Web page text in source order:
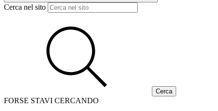
Cerca nel sito
FORSE STAVI CERCANDO